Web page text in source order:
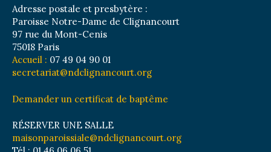
Adresse postale et presbytère :
Paroisse Notre-Dame de Clignancourt
97 rue du Mont-Cenis
75018 Paris
Accueil : 07 49 04 90 01
secretariat@ndclignancourt.org
Demander un certificat de baptême
RÉSERVER UNE SALLE
maisonparoissiale@ndclignancourt.org